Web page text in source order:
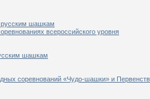
русским шашкам
всероссийского уровня
шашкам
соревнований «Чудо-шашки» и